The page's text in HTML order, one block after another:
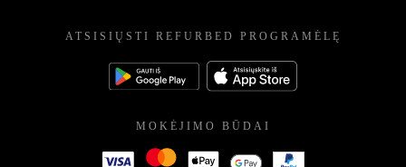
ATSISIŲSTI REFURBED PROGRAMĖLĘ
MOKĖJIMO BŪDAI